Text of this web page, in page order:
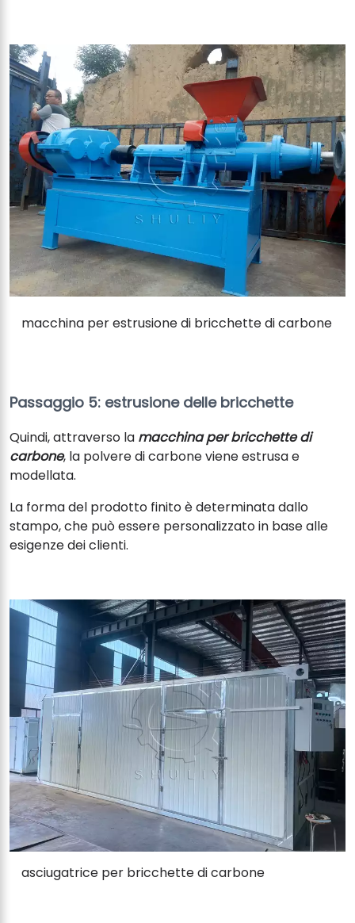
macchina per estrusione di bricchette di carbone
Passaggio 5: estrusione delle bricchette
Quindi, attraverso la macchina per bricchette di
carbone, la polvere di carbone viene estrusa e
modellata.
La forma del prodotto finito è determinata dallo
stampo, che può essere personalizzato in base alle
esigenze dei clienti.
asciugatrice per bricchette di carbone